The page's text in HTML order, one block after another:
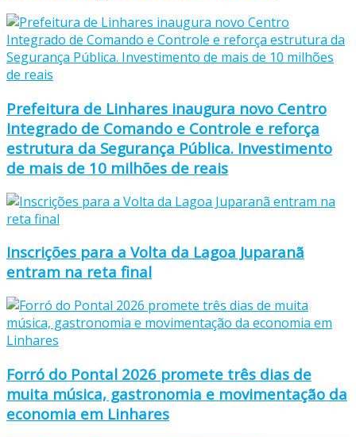
Prefeitura de Linhares inaugura novo Centro
Integrado de Comando e Controle e reforça
estrutura da Segurança Pública. Investimento
de mais de 10 milhões de reais
Inscrições para a Volta da Lagoa Juparanã
entram na reta final
Forró do Pontal 2026 promete três dias de
muita música, gastronomia e movimentação da
economia em Linhares